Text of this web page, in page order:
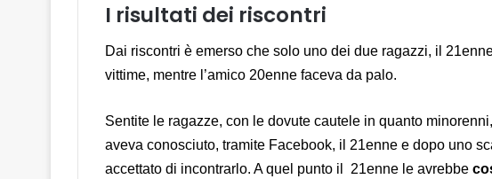
I risultati dei riscontri
Dai riscontri è emerso che solo uno dei due ragazzi, il
vittime, mentre l’amico 20enne faceva da palo.
Sentite le ragazze, con le dovute cautele in quanto
aveva conosciuto, tramite Facebook, il 21enne e dopo uno
accettato di incontrarlo. A quel punto il 21enne le avrebbe